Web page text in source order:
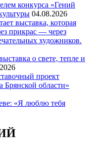
конкурса «Гений
04.08.2026
выставка, которая
прикрас — через
художников.
о свете, тепле и
проект
Брянской области»
«Я люблю тебя